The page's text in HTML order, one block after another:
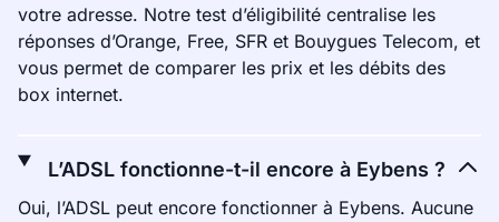
votre adresse. Notre test d’éligibilité centralise les
réponses d’Orange, Free, SFR et Bouygues Telecom, et
vous permet de comparer les prix et les débits des
box internet.
L’ADSL fonctionne-t-il encore à Eybens ?
Oui, l’ADSL peut encore fonctionner à Eybens. Aucune